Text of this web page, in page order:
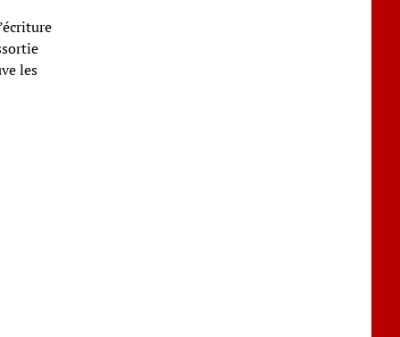
les